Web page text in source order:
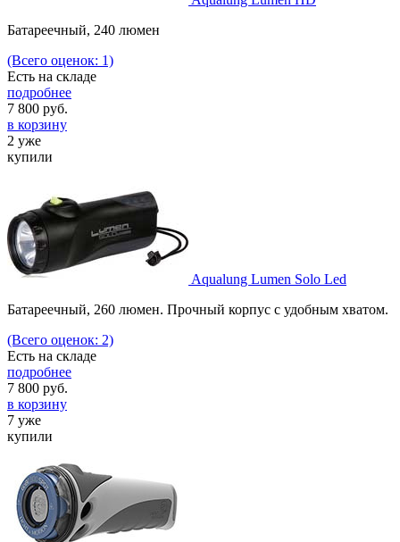
Батареечный, 240 люмен
(Всего оценок: 1)
Есть на складе
подробнее
7 800 руб.
в корзину
2 уже
купили
Aqualung Lumen Solo Led
Батареечный, 260 люмен. Прочный корпус с удобным хватом.
(Всего оценок: 2)
Есть на складе
подробнее
7 800 руб.
в корзину
7 уже
купили